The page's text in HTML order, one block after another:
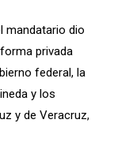
mandatario dio
privada
federal, la
y los
y de Veracruz,